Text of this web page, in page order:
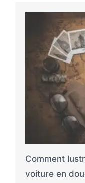
Comment
voiture en